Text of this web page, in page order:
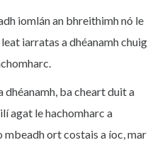
iomlán an bhreithimh nó le
iarratas a dhéanamh chuig
dhéanamh, ba cheart duit a
agat le hachomharc a
mbeadh ort costais a íoc, mar